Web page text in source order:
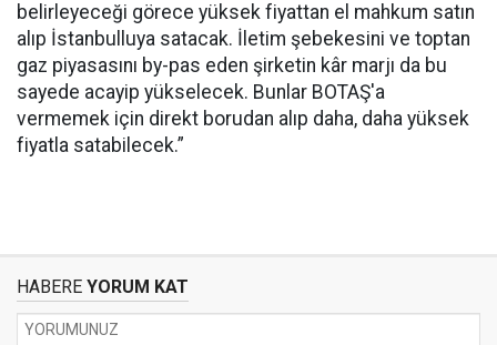
belirleyeceği görece yüksek fiyattan el mahkum satın
alıp İstanbulluya satacak. İletim şebekesini ve toptan
gaz piyasasını by-pas eden şirketin kâr marjı da bu
sayede acayip yükselecek. Bunlar BOTAŞ'a
vermemek için direkt borudan alıp daha, daha yüksek
fiyatla satabilecek.”
HABERE YORUM KAT